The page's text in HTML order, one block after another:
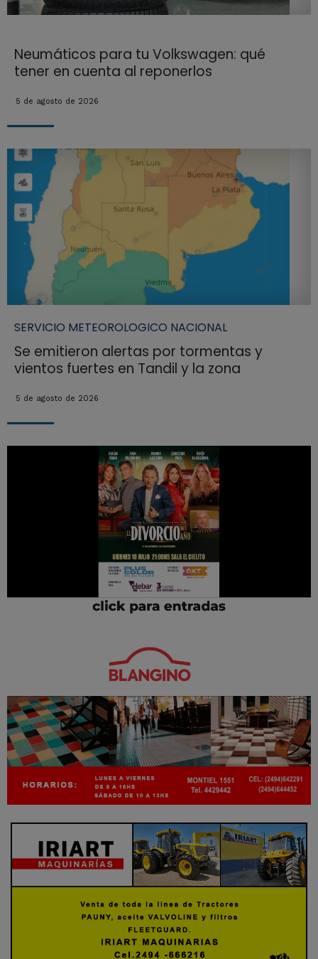
Neumáticos para tu Volkswagen: qué
tener en cuenta al reponerlos
5 de agosto de 2026
SERVICIO METEOROLOGICO NACIONAL
Se emitieron alertas por tormentas y
vientos fuertes en Tandil y la zona
5 de agosto de 2026